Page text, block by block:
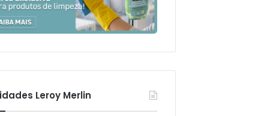
Leroy Merlin